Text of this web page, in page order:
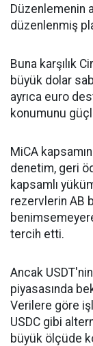
Düzenlemenin
düzenlenmiş
Buna karşılık
büyük dolar
ayrıca euro
konumunu
MiCA
denetim, geri
kapsamlı
rezervlerin AB
tercih etti.
Ancak
piyasasında
Verilere göre
USDC gibi
büyük ölçüde